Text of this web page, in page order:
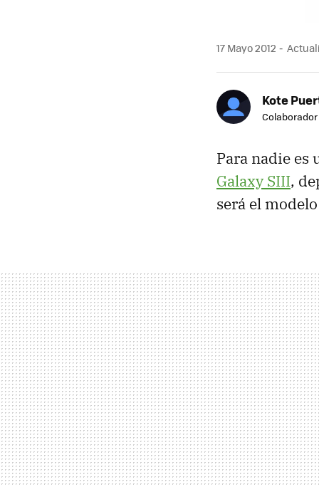
17 Mayo 2012
Kote
Colaborador
Para nadie es
Galaxy SIII,
será el